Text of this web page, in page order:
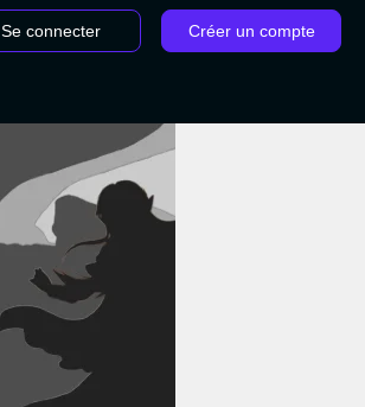
Se connecter Créer un compte